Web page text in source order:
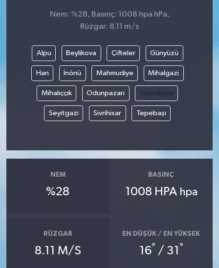
Nem: %28, Basınç: 1008 hpa hPa,
Rüzgar: 8.11 m/s
Alpu Beylikova Çifteler Günyüzü
Han İnönü Mahmudiye Mihalgazi
Mihalıççık Odunpazarı Sarıcakaya
Seyitgazi Sivrihisar Tepebaşı
NEM
%28
BASINÇ
1008 HPA hpa
RÜZGAR
8.11 M/S
EN DÜŞÜK / EN YÜKSEK
16° / 31 °